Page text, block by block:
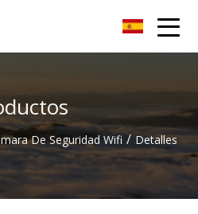
De Seguridad Wifi / Detalles